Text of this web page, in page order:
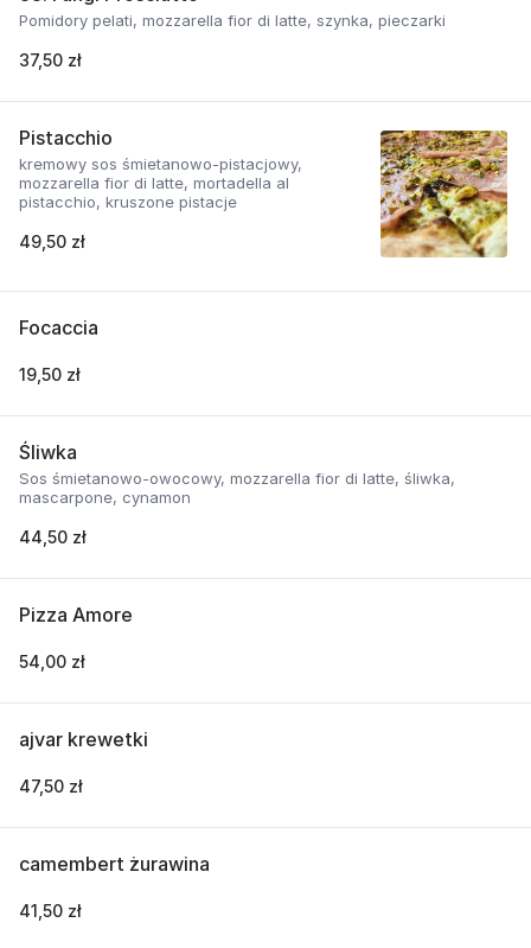
Pomidory pelati, mozzarella fior di latte, szynka, pieczarki
37,50 zł
Pistacchio
kremowy sos śmietanowo-pistacjowy,
mozzarella fior di latte, mortadella al
pistacchio, kruszone pistacje
49,50 zł
Focaccia
19,50 zł
Śliwka
Sos śmietanowo-owocowy, mozzarella fior di latte, śliwka,
mascarpone, cynamon
44,50 zł
Pizza Amore
54,00 zł
ajvar krewetki
47,50 zł
camembert żurawina
41,50 zł